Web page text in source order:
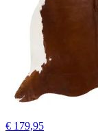
€ 179,95